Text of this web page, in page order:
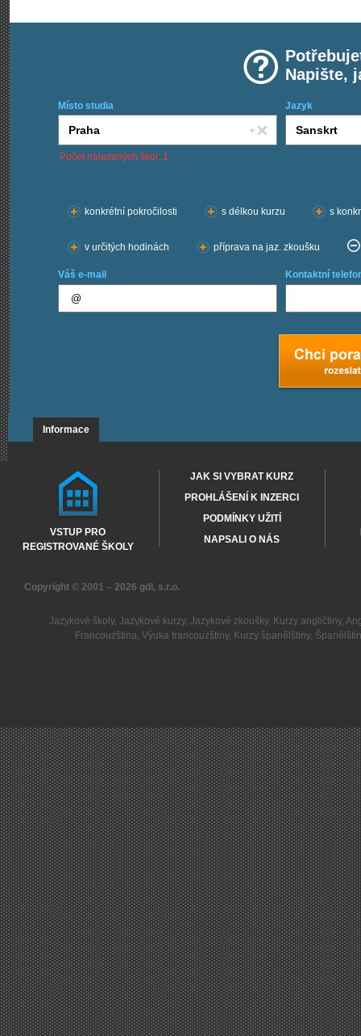
Napište,
Místo studia Jazyk
Počet nalezených škol: 1
konkrétní pokročilosti
s délkou kurzu s
v určitých hodinách příprava na jaz. zkoušku
Váš e-mail Kontaktní
Informace
VSTUP PRO
REGISTROVANÉ ŠKOLY
JAK SI VYBRAT KURZ
PROHLÁŠENÍ K INZERCI
PODMÍNKY UŽITÍ
NAPSALI O NÁS
Copyright © 2001 – 2026 gdi, s.r.o.
Jazykové školy, Jazykové kurzy, Jazykové zkoušky, Kurzy angličtiny,
Francouzština,Výuka francouzštiny, Kurzy španělštiny,